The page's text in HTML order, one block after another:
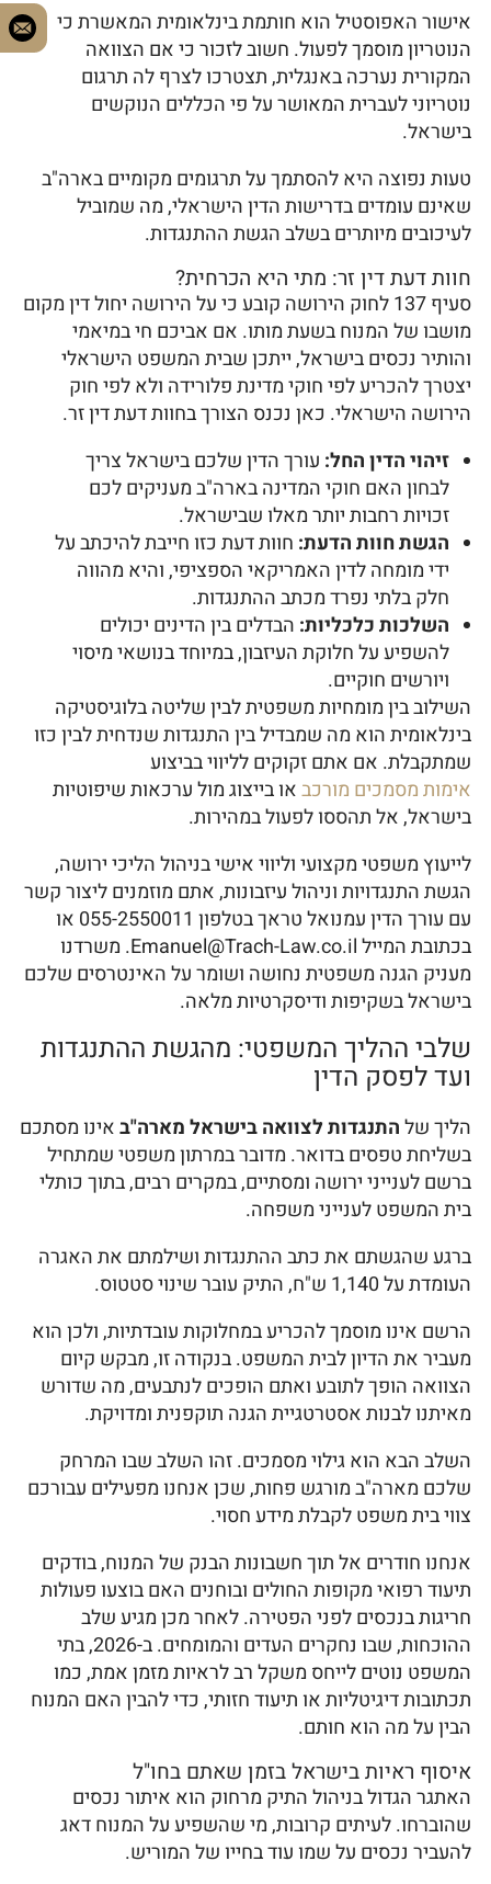
אישור האפוסטיל הוא חותמת בינלאומית המאשרת כי
הנוטריון מוסמך לפעול. חשוב לזכור כי אם הצוואה
המקורית נערכה באנגלית, תצטרכו לצרף לה תרגום
נוטריוני לעברית המאושר על פי הכללים הנוקשים
בישראל.
טעות נפוצה היא להסתמך על תרגומים מקומיים בארה"ב
שאינם עומדים בדרישות הדין הישראלי, מה שמוביל
לעיכובים מיותרים בשלב הגשת ההתנגדות.
חוות דעת דין זר: מתי היא הכרחית?
סעיף 137 לחוק הירושה קובע כי על הירושה יחול דין מקום
מושבו של המנוח בשעת מותו. אם אביכם חי במיאמי
והותיר נכסים בישראל, ייתכן שבית המשפט הישראלי
יצטרך להכריע לפי חוקי מדינת פלורידה ולא לפי חוק
הירושה הישראלי. כאן נכנס הצורך בחוות דעת דין זר.
זיהוי הדין החל: עורך הדין שלכם בישראל צריך
לבחון האם חוקי המדינה בארה"ב מעניקים לכם
זכויות רחבות יותר מאלו שבישראל.
הגשת חוות הדעת: חוות דעת כזו חייבת להיכתב על
ידי מומחה לדין האמריקאי הספציפי, והיא מהווה
חלק בלתי נפרד מכתב ההתנגדות.
השלכות כלכליות: הבדלים בין הדינים יכולים
להשפיע על חלוקת העיזבון, במיוחד בנושאי מיסוי
ויורשים חוקיים.
השילוב בין מומחיות משפטית לבין שליטה בלוגיסטיקה
בינלאומית הוא מה שמבדיל בין התנגדות שנדחית לבין כזו
שמתקבלת. אם אתם זקוקים לליווי בביצוע
אימות מסמכים מורכבאו בייצוג מול ערכאות שיפוטיות
בישראל, אל תהססו לפעול במהירות.
לייעוץ משפטי מקצועי וליווי אישי בניהול הליכי ירושה,
הגשת התנגדויות וניהול עיזבונות, אתם מוזמנים ליצור קשר
עם עורך הדין עמנואל טראך בטלפון 055-2550011 או
בכתובת המייל Emanuel@Trach-Law.co.il. משרדנו
מעניק הגנה משפטית נחושה ושומר על האינטרסים שלכם
בישראל בשקיפות ודיסקרטיות מלאה.
שלבי ההליך המשפטי: מהגשת ההתנגדות
ועד לפסק הדין
הליך שלהתנגדות לצוואה בישראל מארה"באינו מסתכם
בשליחת טפסים בדואר. מדובר במרתון משפטי שמתחיל
ברשם לענייני ירושה ומסתיים, במקרים רבים, בתוך כותלי
בית המשפט לענייני משפחה.
ברגע שהגשתם את כתב ההתנגדות ושילמתם את האגרה
העומדת על 1,140 ש"ח, התיק עובר שינוי סטטוס.
הרשם אינו מוסמך להכריע במחלוקות עובדתיות, ולכן הוא
מעביר את הדיון לבית המשפט. בנקודה זו, מבקש קיום
הצוואה הופך לתובע ואתם הופכים לנתבעים, מה שדורש
מאיתנו לבנות אסטרטגיית הגנה תוקפנית ומדויקת.
השלב הבא הוא גילוי מסמכים. זהו השלב שבו המרחק
שלכם מארה"ב מורגש פחות, שכן אנחנו מפעילים עבורכם
צווי בית משפט לקבלת מידע חסוי.
אנחנו חודרים אל תוך חשבונות הבנק של המנוח, בודקים
תיעוד רפואי מקופות החולים ובוחנים האם בוצעו פעולות
חריגות בנכסים לפני הפטירה. לאחר מכן מגיע שלב
ההוכחות, שבו נחקרים העדים והמומחים. ב-2026, בתי
המשפט נוטים לייחס משקל רב לראיות מזמן אמת, כמו
תכתובות דיגיטליות או תיעוד חזותי, כדי להבין האם המנוח
הבין על מה הוא חותם.
איסוף ראיות בישראל בזמן שאתם בחו"ל
האתגר הגדול בניהול התיק מרחוק הוא איתור נכסים
שהוברחו. לעיתים קרובות, מי שהשפיע על המנוח דאג
להעביר נכסים על שמו עוד בחייו של המוריש.